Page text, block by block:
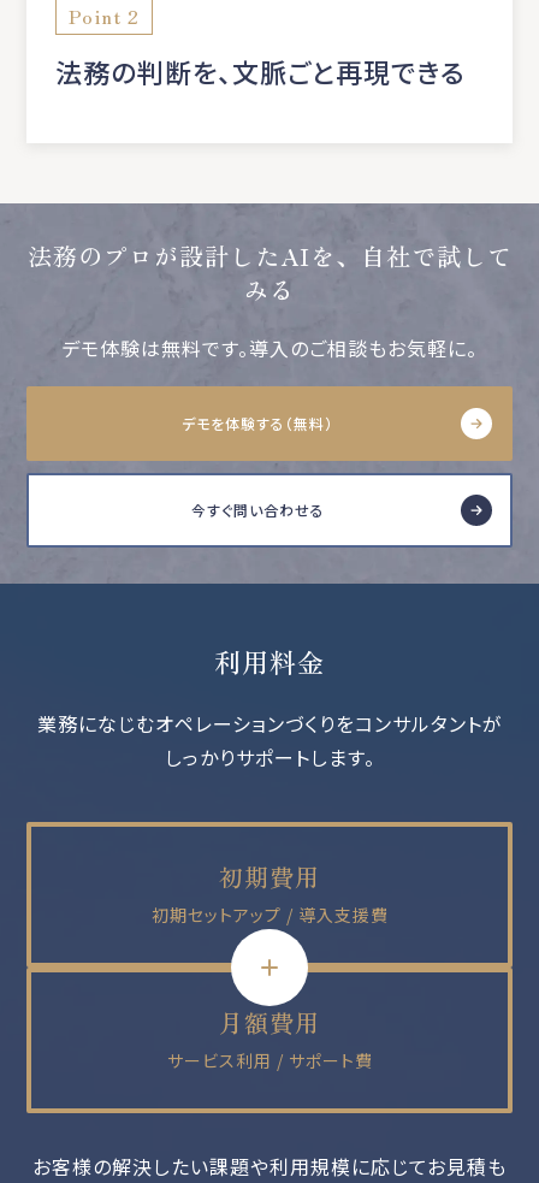
Point 2
法務の判断を、文脈ごと再現できる
法務のプロが設計したAIを、自社で試して
みる
デモ体験は無料です。導入のご相談もお気軽に。
デモを体験する（無料）
今すぐ問い合わせる
利用料金
業務になじむオペレーションづくりをコンサルタントが
しっかりサポートします。
初期費用
初期セットアップ / 導入支援費
月額費用
サービス利用 / サポート費
お客様の解決したい課題や利用規模に応じてお見積も